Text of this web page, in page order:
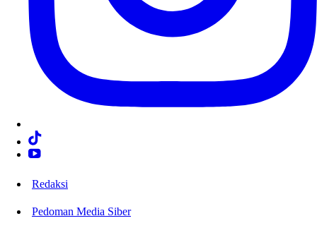
Redaksi
Pedoman Media Siber